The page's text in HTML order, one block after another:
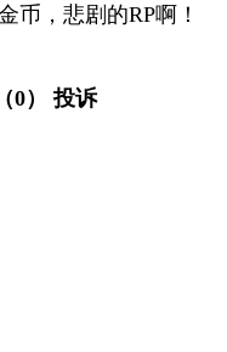
币，悲剧的RP啊！
0） 投诉